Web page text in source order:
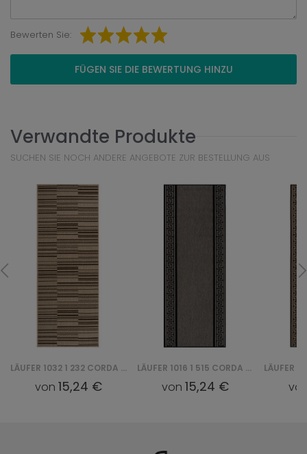
Bewerten Sie:
FÜGEN SIE DIE BEWERTUNG HINZU
Verwandte Produkte
SUCHEN SIE NOCH ANDERE ANGEBOTE ZUR BESTELLUNG AUS
LÄUFER 1032 1 232 CORDA CHODNIK
von 15,24 €
LÄUFER 1016 1 515 CORDA CHODNIK
von 15,24 €